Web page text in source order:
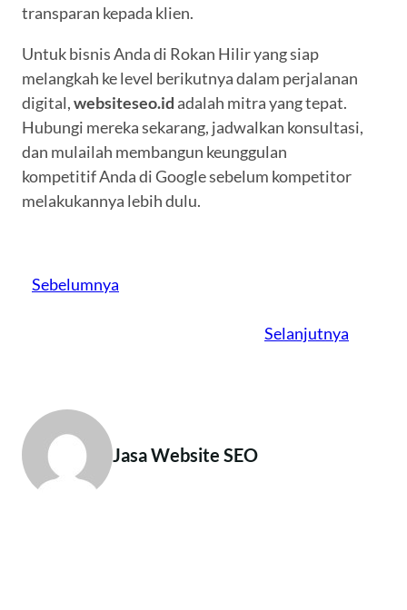
transparan kepada klien.
Untuk bisnis Anda di Rokan Hilir yang siap
melangkah ke level berikutnya dalam perjalanan
digital,websiteseo.id adalah mitra yang tepat.
Hubungi mereka sekarang, jadwalkan konsultasi,
dan mulailah membangun keunggulan
kompetitif Anda di Google sebelum kompetitor
melakukannya lebih dulu.
Sebelumnya
Selanjutnya
Jasa Website SEO